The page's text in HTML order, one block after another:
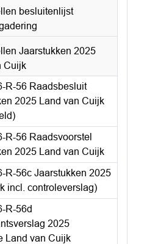
besluitenlijst
Jaarstukken 2025
Cuijk
R-56 Raadsbesluit
2025 Land van Cuijk
R-56 Raadsvoorstel
2025 Land van Cuijk
R-56c Jaarstukken 2025
incl. controleverslag)
R-56d
2025
Land van Cuijk